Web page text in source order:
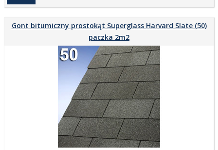
Gont bitumiczny prostokąt Superglass Harvard Slate (50)
paczka 2m2